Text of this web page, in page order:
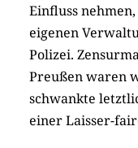
Einfluss
eigenen
Polizei.
Preußen waren
schwankte
einer Laisser-